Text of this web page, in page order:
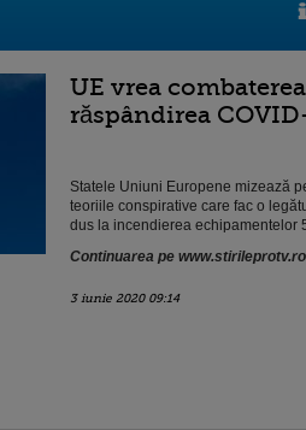
UE vrea
răspândirea
Statele Uniuni Europene mizează
teoriile conspirative care fac o
dus la incendierea echipamentelor
Continuarea pe
3 iunie 2020 09:14